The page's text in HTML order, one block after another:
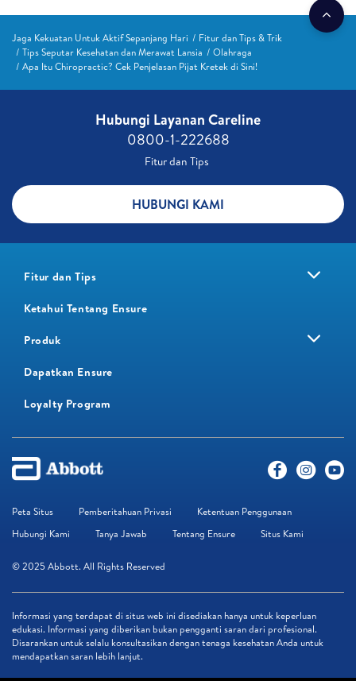
Jaga Kekuatan Untuk Aktif Sepanjang Hari
Fitur dan Tips & Trik
Tips Seputar Kesehatan dan Merawat Lansia
Olahraga
Apa Itu Chiropractic? Cek Penjelasan Pijat Kretek di Sini!
Hubungi Layanan Careline​
0800-1-222688​
Fitur dan Tips ​
HUBUNGI KAMI
Fitur dan Tips
Ketahui Tentang Ensure
Produk
Dapatkan Ensure
Loyalty Program​
Peta Situs Pemberitahuan Privasi
Ketentuan Penggunaan
Hubungi Kami
Tanya Jawab Tentang Ensure Situs Kami
© 2025 Abbott. All Rights Reserved
Informasi yang terdapat di situs web ini disediakan hanya untuk keperluan
edukasi. Informasi yang diberikan bukan pengganti saran dari profesional.
Disarankan untuk selalu konsultasikan dengan tenaga kesehatan Anda untuk
mendapatkan saran lebih lanjut.